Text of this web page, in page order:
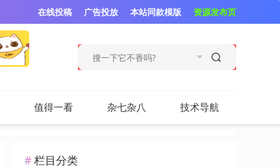
资源发布页
本站同款模版
广告投放
在线投稿
值得一看 杂七杂八 技术导航
栏目分类